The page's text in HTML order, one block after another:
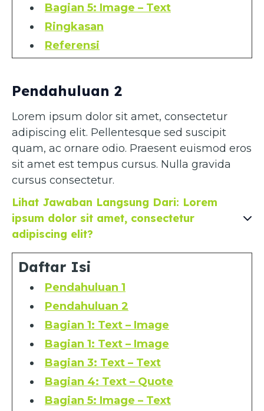
Bagian 5: Image – Text
Ringkasan
Referensi
Pendahuluan 2
Lorem ipsum dolor sit amet, consectetur
adipiscing elit. Pellentesque sed suscipit
quam, ac ornare odio. Praesent euismod eros
sit amet est tempus cursus. Nulla gravida
cursus consectetur.
Lihat Jawaban Langsung Dari: Lorem
ipsum dolor sit amet, consectetur
adipiscing elit?
Daftar Isi
Pendahuluan 1
Pendahuluan 2
Bagian 1: Text – Image
Bagian 1: Text – Image
Bagian 3: Text – Text
Bagian 4: Text – Quote
Bagian 5: Image – Text